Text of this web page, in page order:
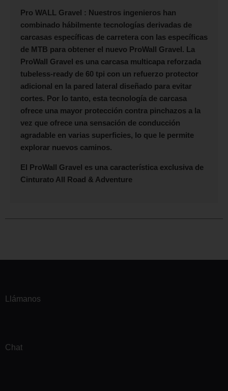
Pro WALL Gravel : Nuestros ingenieros han
combinado hábilmente tecnologías derivadas de
carcasas específicas de carretera con las específicas
de MTB para obtener el nuevo ProWall Gravel. La
ProWall Gravel es una carcasa multicapa reforzada
tubeless-ready de 60 tpi con un refuerzo protector
adicional en la pared lateral diseñado para evitar
cortes. Por lo tanto, esta tecnología de carcasa
ofrece una mayor protección contra pinchazos a la
vez que ofrece una sensación de conducción
agradable en varias superficies, lo que le permite
explorar nuevos caminos.
El ProWall Gravel es una característica exclusiva de
Cinturato All Road & Adventure
Llámanos
Chat